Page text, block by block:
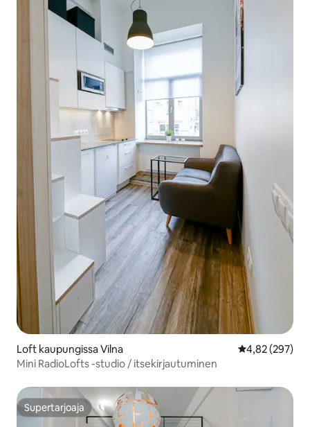
Loft kaupungissa Vilna
4,82 (297)
Mini RadioLofts -studio / itsekirjautuminen
Supertarjoaja
Supertarjoaja